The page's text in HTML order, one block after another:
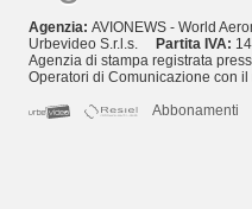
Agenzia: AVIONEWS - World
Urbevideo S.r.l.s.
Partita IVA:
Agenzia di stampa registrata
Operatori di Comunicazione con il
Abbonamenti